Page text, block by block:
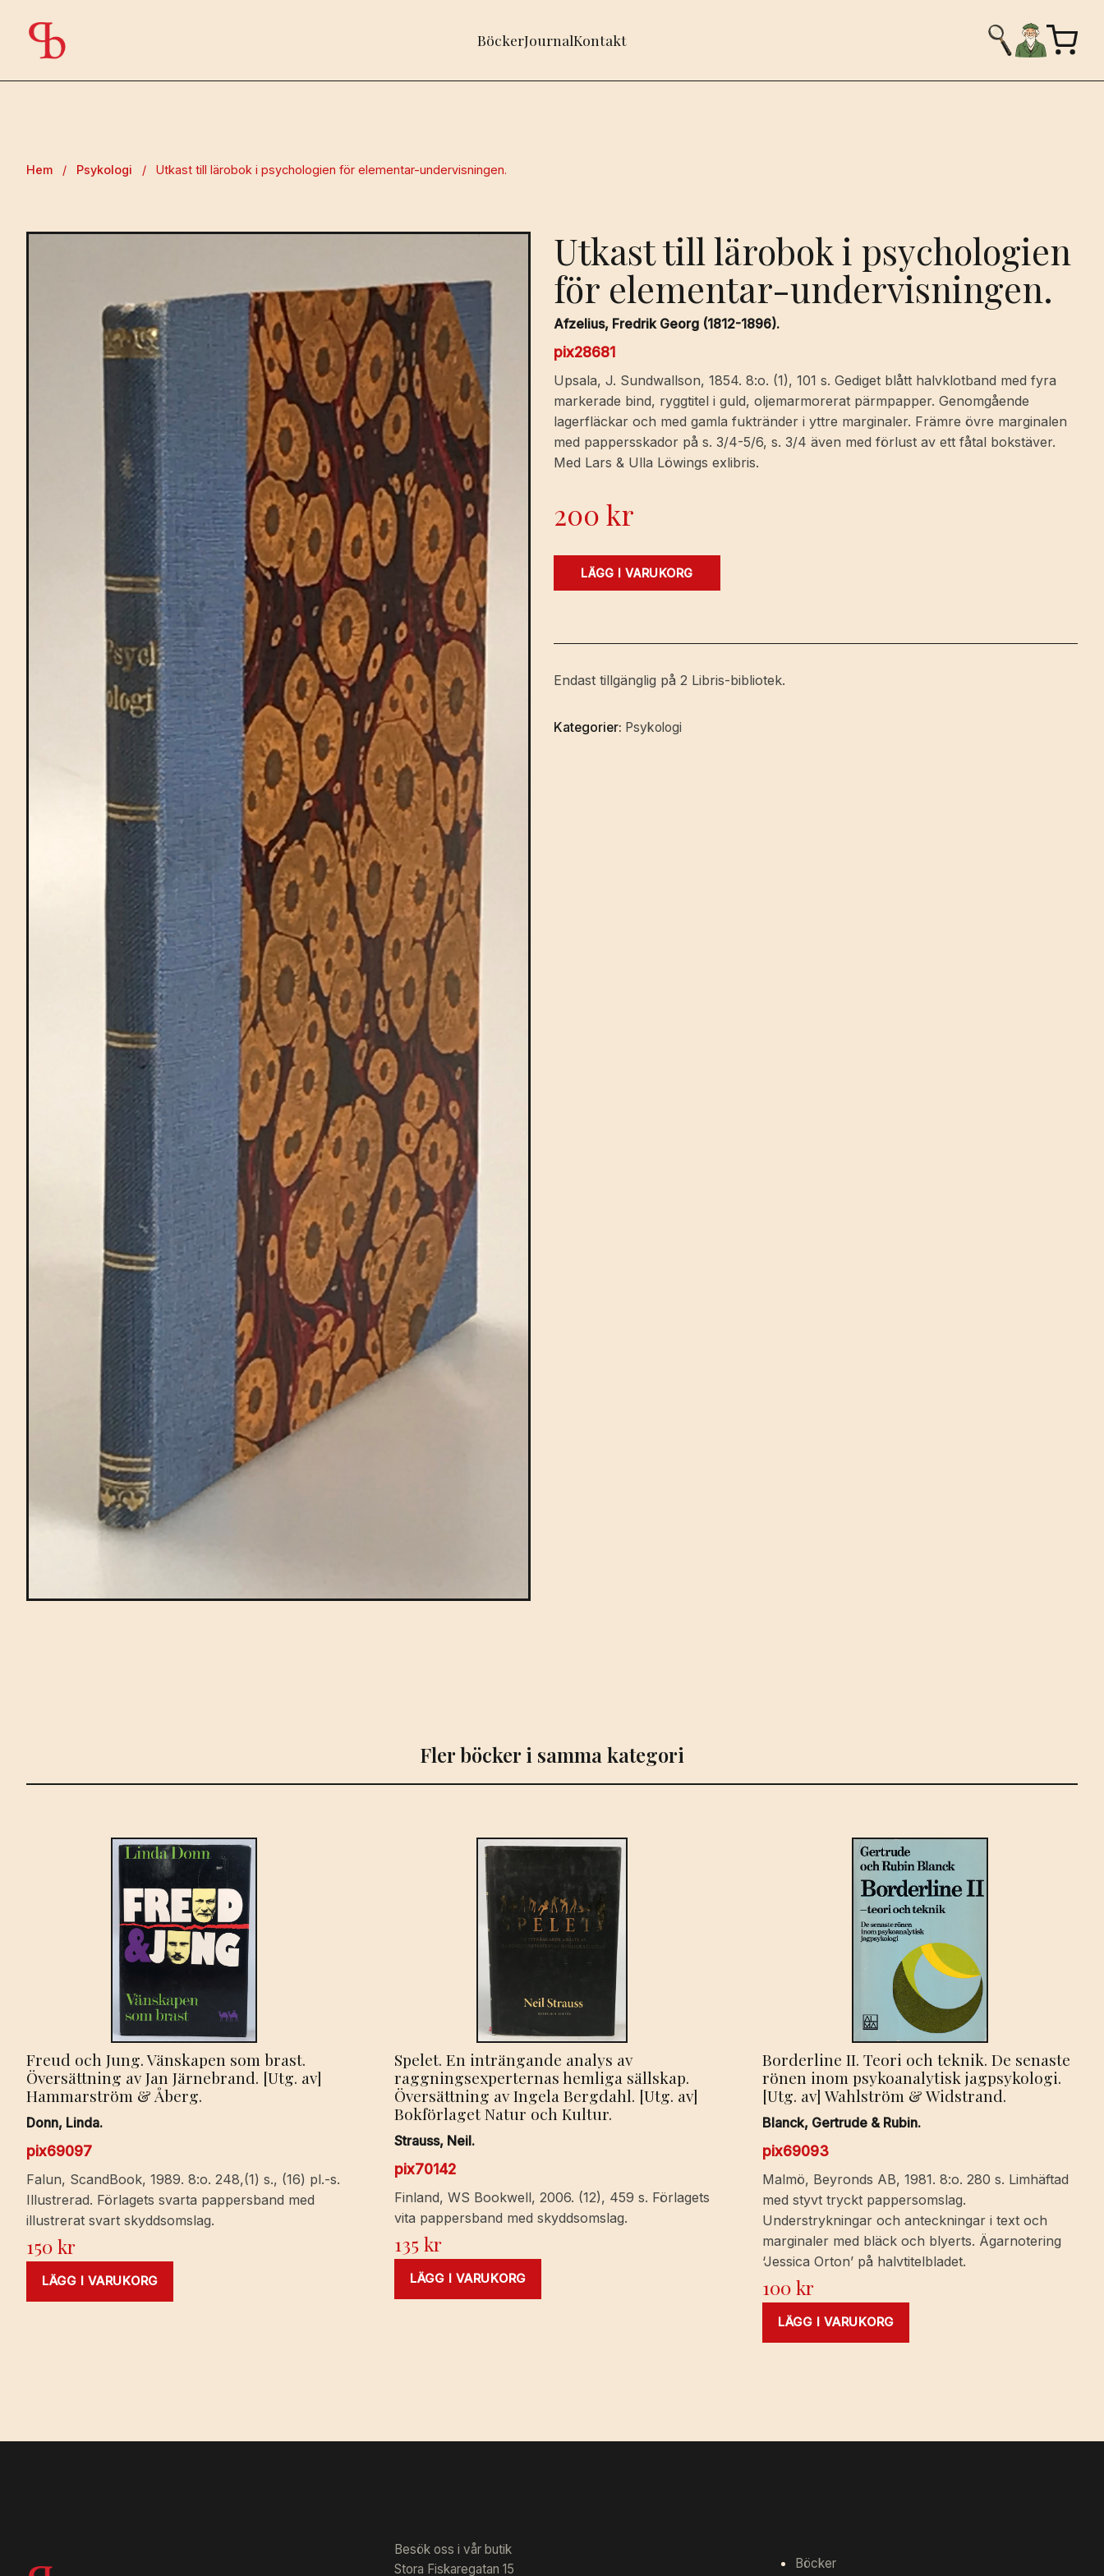
BöckerJournalKontakt
Hem / Psykologi / Utkast till lärobok i psychologien för elementar-undervisningen.
Utkast till lärobok i psychologien
för elementar-undervisningen.
Afzelius, Fredrik Georg (1812-1896).
pix28681
Upsala, J. Sundwallson, 1854. 8:o. (1), 101 s. Gediget blått halvklotband med fyra
markerade bind, ryggtitel i guld, oljemarmorerat pärmpapper. Genomgående
lagerfläckar och med gamla fuktränder i yttre marginaler. Främre övre marginalen
med pappersskador på s. 3/4-5/6, s. 3/4 även med förlust av ett fåtal bokstäver.
Med Lars & Ulla Löwings exlibris.
200kr
Utkast
psychologien
elementar-
mängd
LÄGG I VARUKORG
Endast tillgänglig på 2 Libris-bibliotek.
Kategorier: Psykologi
Fler böcker i samma kategori
Freud och Jung. Vänskapen som brast.
Översättning av Jan Järnebrand. [Utg. av]
Hammarström & Åberg.
Donn, Linda.
pix69097
Falun, ScandBook, 1989. 8:o. 248,(1) s., (16) pl.-s.
Illustrerad. Förlagets svarta pappersband med
illustrerat svart skyddsomslag.
150kr
LÄGG I VARUKORG
Spelet. En inträngande analys av
raggningsexperternas hemliga sällskap.
Översättning av Ingela Bergdahl. [Utg. av]
Bokförlaget Natur och Kultur.
Strauss, Neil.
pix70142
Finland, WS Bookwell, 2006. (12), 459 s. Förlagets
vita pappersband med skyddsomslag.
135kr
LÄGG I VARUKORG
Borderline II. Teori och teknik. De senaste
rönen inom psykoanalytisk jagpsykologi.
[Utg. av] Wahlström & Widstrand.
Blanck, Gertrude & Rubin.
pix69093
Malmö, Beyronds AB, 1981. 8:o. 280 s. Limhäftad
med styvt tryckt pappersomslag.
Understrykningar och anteckningar i text och
marginaler med bläck och blyerts. Ägarnotering
‘Jessica Orton’ på halvtitelbladet.
100kr
LÄGG I VARUKORG
Besök oss i vår butik
Stora Fiskaregatan 15
Böcker